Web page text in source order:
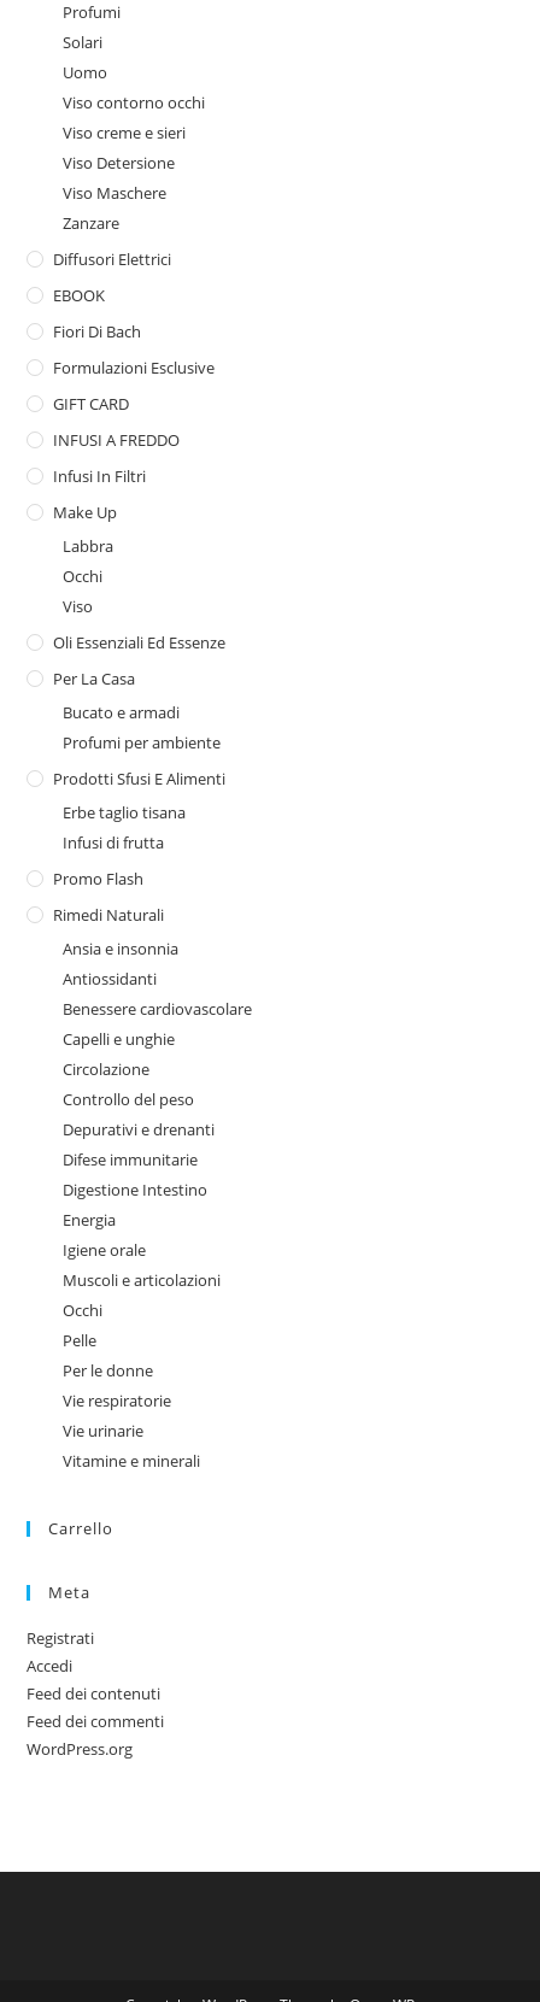
Profumi
Solari
Uomo
Viso contorno occhi
Viso creme e sieri
Viso Detersione
Viso Maschere
Zanzare
Diffusori Elettrici
EBOOK
Fiori Di Bach
Formulazioni Esclusive
GIFT CARD
INFUSI A FREDDO
Infusi In Filtri
Make Up
Labbra
Occhi
Viso
Oli Essenziali Ed Essenze
Per La Casa
Bucato e armadi
Profumi per ambiente
Prodotti Sfusi E Alimenti
Erbe taglio tisana
Infusi di frutta
Promo Flash
Rimedi Naturali
Ansia e insonnia
Antiossidanti
Benessere cardiovascolare
Capelli e unghie
Circolazione
Controllo del peso
Depurativi e drenanti
Difese immunitarie
Digestione Intestino
Energia
Igiene orale
Muscoli e articolazioni
Occhi
Pelle
Per le donne
Vie respiratorie
Vie urinarie
Vitamine e minerali
Carrello
Meta
Registrati
Accedi
Feed dei contenuti
Feed dei commenti
WordPress.org